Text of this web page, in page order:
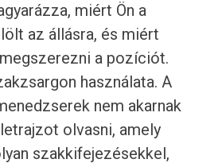
miért Ön a
az állásra, és miért
a pozíciót.
használata. A
nem akarnak
olvasni, amely
szakkifejezésekkel,